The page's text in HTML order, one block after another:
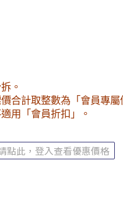
。
合計取整數為「會員專屬
用「會員折扣」。
點此，登入查看優惠價格